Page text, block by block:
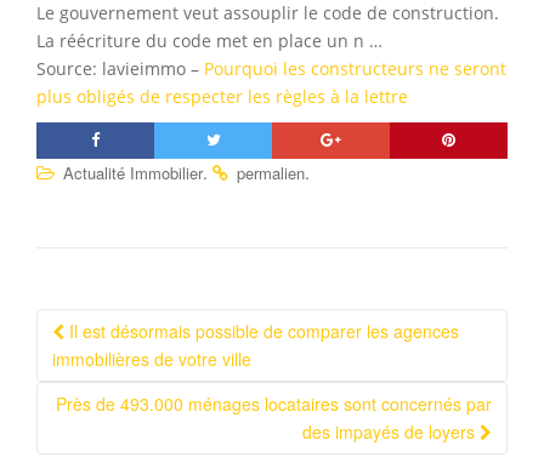
Le gouvernement veut assouplir le code de construction.
La réécriture du code met en place un n …
Source: lavieimmo – Pourquoi les constructeurs ne seront
plus obligés de respecter les règles à la lettre
Actualité Immobilier. permalien.
Navigation Article
Il est désormais possible de comparer les agences
immobilières de votre ville
Près de 493.000 ménages locataires sont concernés par
des impayés de loyers